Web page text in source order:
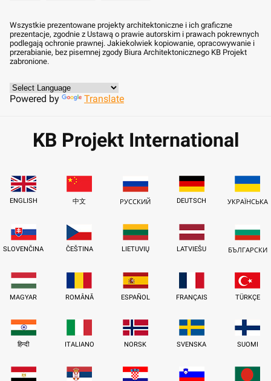
Wszystkie prezentowane projekty architektoniczne i ich graficzne
prezentacje, zgodnie z Ustawą o prawie autorskim i prawach pokrewnych
podlegają ochronie prawnej. Jakiekolwiek kopiowanie, opracowywanie i
przerabianie, bez pisemnej zgody Biura Architektonicznego KB Projekt
zabronione.
Powered by Translate
KB Projekt International
ENGLISH 中文 РУССКИЙ DEUTSCH УКРАЇНСЬКА
SLOVENČINA ČEŠTINA LIETUVIŲ LATVIEŠU БЪЛГАРСКИ
MAGYAR ROMÂNĂ ESPAÑOL FRANÇAIS TÜRKÇE
हिन्दी ITALIANO NORSK SVENSKA SUOMI